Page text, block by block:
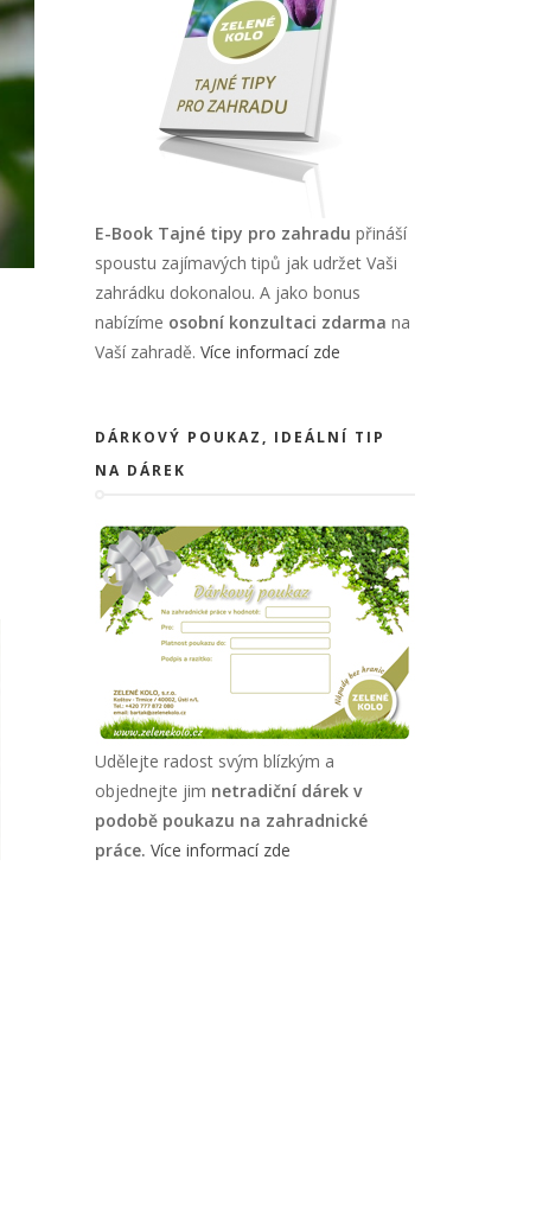
E-Book Tajné tipy pro zahradu přináší
spoustu zajímavých tipů jak udržet Vaši
zahrádku dokonalou. A jako bonus
nabízíme osobní konzultaci zdarma na
Vaší zahradě. Více informací zde
DÁRKOVÝ POUKAZ, IDEÁLNÍ TIP
NA DÁREK
Udělejte radost svým blízkým a
objednejte jim netradiční dárek v
podobě poukazu na zahradnické
práce. Více informací zde